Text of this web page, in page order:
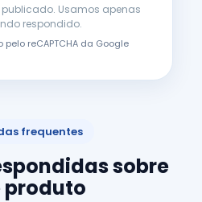
Usamos apenas
respondido.
reCAPTCHA da Google
frequentes
sobre
produto